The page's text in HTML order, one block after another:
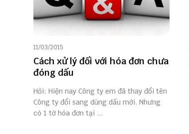
11/03/2015
Cách xử lý đối với hóa đơn chưa
đóng dấu
Hỏi: Hiện nay Công ty em đã thay đổi tên
Công ty đổi sang dùng dấu mới. Nhưng
có 1 tờ hóa đơn tại ...